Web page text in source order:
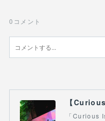
0 コメント
「Curious